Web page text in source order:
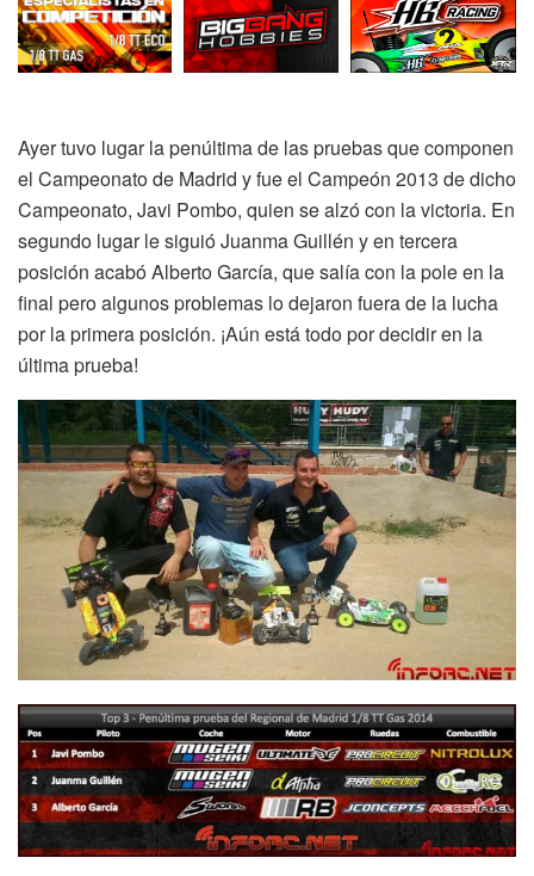
Ayer tuvo lugar la penúltima de las pruebas que componen
el Campeonato de Madrid y fue el Campeón 2013 de dicho
Campeonato, Javi Pombo, quien se alzó con la victoria. En
segundo lugar le siguió Juanma Guillén y en tercera
posición acabó Alberto García, que salía con la pole en la
final pero algunos problemas lo dejaron fuera de la lucha
por la primera posición. ¡Aún está todo por decidir en la
última prueba!